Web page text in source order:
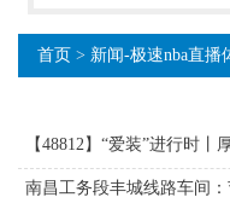
首页 > 新闻-极速nba直播
【48812】“爱装”进行时
力”保驾护航！
南昌工务段丰城线路车间